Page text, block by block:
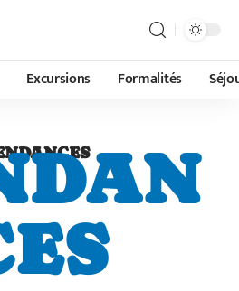
Excursions Formalités